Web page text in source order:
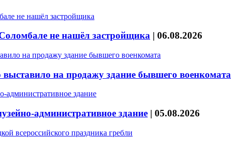
не нашёл застройщика | 06.08.2026
на продажу здание бывшего военкомата
административное здание | 05.08.2026